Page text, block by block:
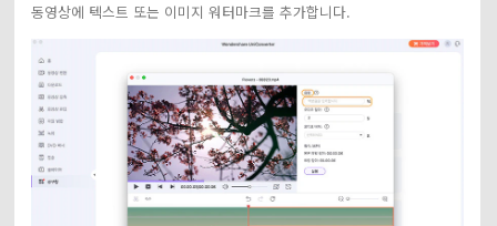
동영상에 텍스트 또는 이미지 워터마크를 추가합니다.